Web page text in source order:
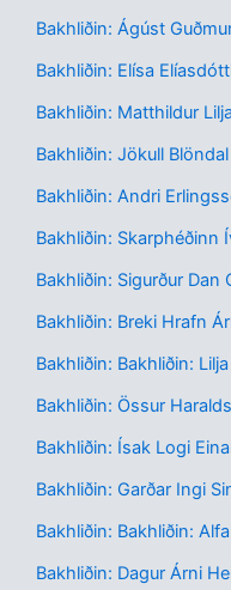
Bakhliðin: Ágúst
Bakhliðin: Elísa
Bakhliðin: Matthildur
Bakhliðin: Jökull
Bakhliðin: Andri
Bakhliðin: Skarphéðinn
Bakhliðin: Sigurður Dan
Bakhliðin: Breki Hrafn
Bakhliðin: Bakhliðin:
Bakhliðin: Össur
Bakhliðin: Ísak Logi
Bakhliðin: Garðar Ingi
Bakhliðin: Bakhliðin:
Bakhliðin: Dagur Árni